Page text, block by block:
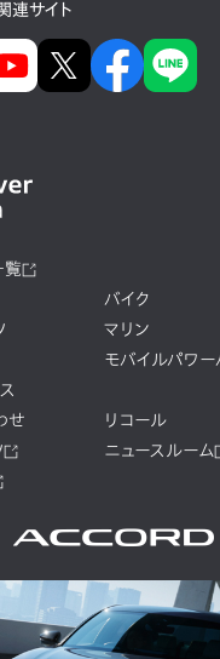
連サイト
覧
バイク
マリン
モバイルパワー
せ
リコール
ニュースルーム